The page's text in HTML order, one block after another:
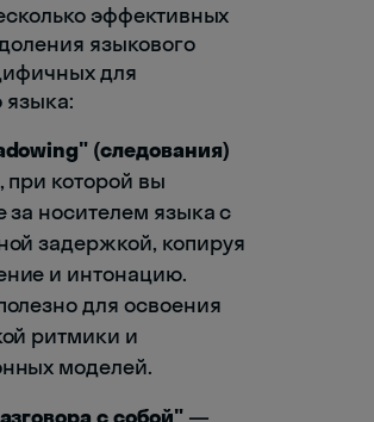
эффективных
языкового
для
языка:
(следования)
при которой вы
за носителем языка с
задержкой, копируя
и интонацию.
для освоения
ритмики и
моделей.